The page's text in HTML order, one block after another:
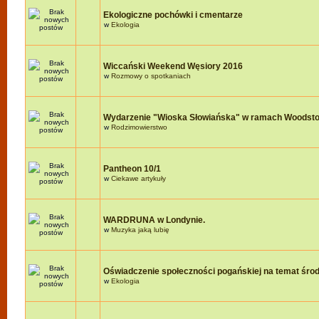
Ekologiczne pochówki i cmentarze
wEkologia
Wiccański Weekend Węsiory 2016
wRozmowy o spotkaniach
Wydarzenie "Wioska Słowiańska" w ramach
wRodzimowierstwo
Pantheon 10/1
wCiekawe artykuły
WARDRUNA w Londynie.
wMuzyka jaką lubię
Oświadczenie społeczności pogańskiej na temat
wEkologia